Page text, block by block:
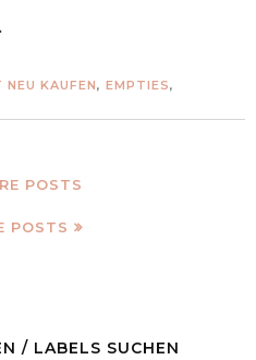
KAUFEN, EMPTIES,
POSTS
POSTS
/ LABELS SUCHEN